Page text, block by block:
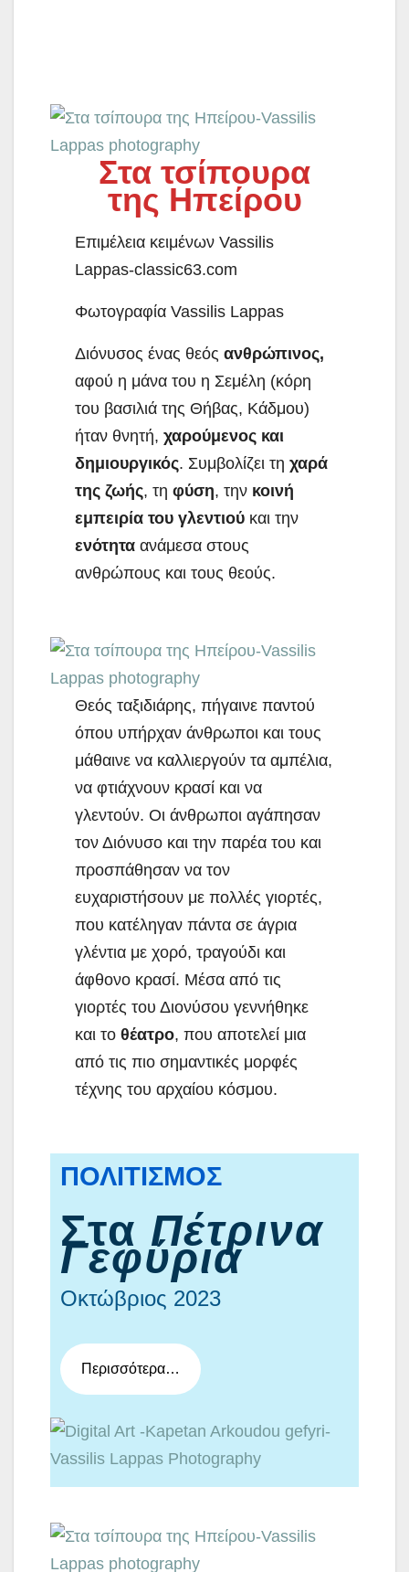
Στα τσίπουρα
της Ηπείρου
Επιμέλεια κειμένων Vassilis
Lappas-classic63.com
Φωτογραφία Vassilis Lappas
Διόνυσος ένας θεόςανθρώπινος,
αφού η μάνα του η Σεμέλη (κόρη
του βασιλιά της Θήβας, Κάδμου)
ήταν θνητή, χαρούμενος και
δημιουργικός. Συμβολίζει τηχαρά
της ζωής, τηφύση, την κοινή
εμπειρία του γλεντιού και την
ενότητα ανάμεσα στους
ανθρώπους και τους θεούς.
Θεός ταξιδιάρης, πήγαινε παντού
όπου υπήρχαν άνθρωποι και τους
μάθαινε να καλλιεργούν τα αμπέλια,
να φτιάχνουν κρασί και να
γλεντούν. Οι άνθρωποι αγάπησαν
τον Διόνυσο και την παρέα του και
προσπάθησαν να τον
ευχαριστήσουν με πολλές γιορτές,
που κατέληγαν πάντα σε άγρια
γλέντια με χορό, τραγούδι και
άφθονο κρασί. Μέσα από τις
γιορτές του Διονύσου γεννήθηκε
και τοθέατρο, που αποτελεί μια
από τις πιο σημαντικές μορφές
τέχνης του αρχαίου κόσμου.
ΠΟΛΙΤΙΣΜΟΣ
Στα Πέτρινα
Γεφύρια
Οκτώβριος 2023
Περισσότερα…